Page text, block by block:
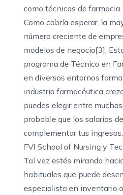
como técnicos de farmacia.
Como cabría esperar, la
número creciente de
modelos de negocio[3].
programa de Técnico en
en diversos entornos
industria farmacéutica
puedes elegir entre
probable que los salarios
complementar tus
FVI School of Nursing y
Tal vez estés mirando
habituales que puede
especialista en inventario